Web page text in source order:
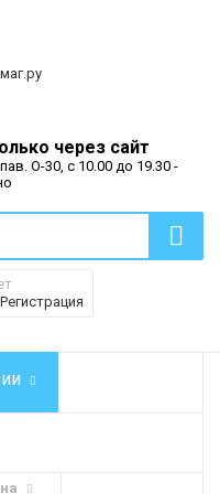
через сайт
О-30, с 10.00 до 19.30 -
Регистрация